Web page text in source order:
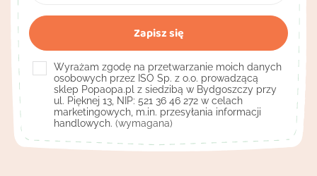
Wyrażam zgodę na przetwarzanie moich danych
osobowych przez ISO Sp. z o.o. prowadzącą
sklep Popaopa.pl z siedzibą w Bydgoszczy przy
ul. Pięknej 13, NIP: 521 36 46 272 w celach
marketingowych, m.in. przesyłania informacji
handlowych. (wymagana)